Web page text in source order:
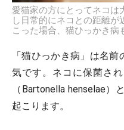
愛猫家の方にとってネコは
し日常的にネコとの距離
こった場合、猫ひっかき病
「猫ひっかき病」は名
気です。ネコに保菌さ
（Bartonella henselae
起こります。